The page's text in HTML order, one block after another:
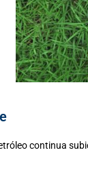
continua